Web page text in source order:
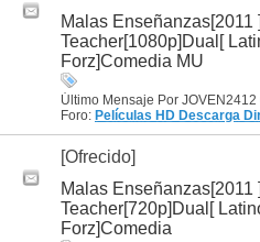
Malas Enseñanzas[2011
Teacher[1080p]Dual[
Forz]Comedia MU
Último Mensaje Por JOVEN2412
Foro: Películas HD Descarga
[Ofrecido]
Malas Enseñanzas[2011
Teacher[720p]Dual[
Forz]Comedia